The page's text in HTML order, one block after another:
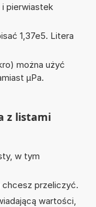
pierwiastek
1,37e5. Litera
można użyć
µPa.
z listami
w tym
przeliczyć.
wartości,